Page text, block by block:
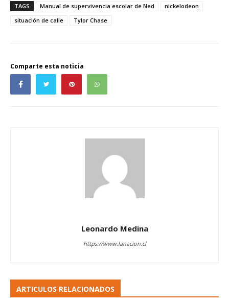
TAGS
Manual de supervivencia escolar de Ned
nickelodeon
situación de calle
Tylor Chase
Comparte esta noticia
Leonardo Medina
https://www.lanacion.cl
ARTICULOS RELACIONADOS